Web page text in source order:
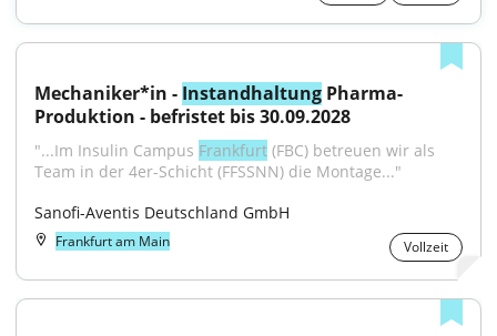
Mechaniker*in - Instandhaltung Pharma-
Produktion - befristet bis 30.09.2028
"...Im Insulin Campus Frankfurt (FBC) betreuen wir als
Team in der 4er-Schicht (FFSSNN) die Montage..."
Sanofi-Aventis Deutschland GmbH
Frankfurt am Main Vollzeit